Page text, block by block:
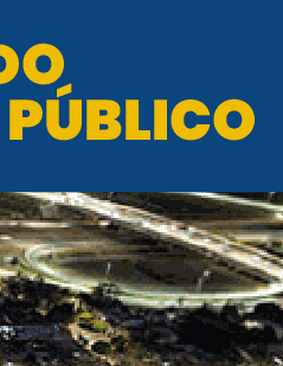
Sin respaldo, el
cláusula de venta de
tierras a extranjeros para
salvar la sesión
POLÍTICA
Senado: con eje en los
POLÍTICA